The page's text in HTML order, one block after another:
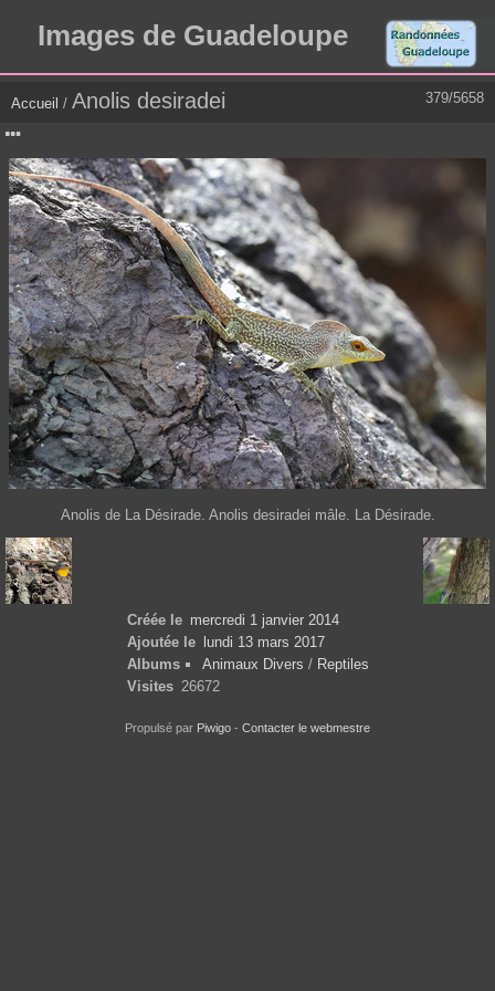
Images de Guadeloupe
379/5658
Accueil / Anolis desiradei
Anolis de La Désirade. Anolis desiradei mâle. La Désirade.
Créée le mercredi 1 janvier 2014
Ajoutée le
lundi 13 mars 2017
Albums
Animaux Divers / Reptiles
Visites 26672
Propulsé par Piwigo - Contacter le webmestre